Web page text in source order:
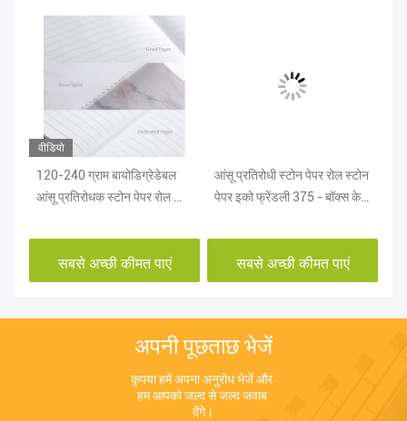
वीडियो
120-240 ग्राम बायोडिग्रेडेबल
आंसू प्रतिरोधक स्टोन पेपर रोल फॉर
सबसे अच्छी कीमत पाएं
आंसू प्रतिरोधी स्टोन पेपर रोल स्टोन
पेपर इको फ्रेंडली 375 - बॉक्स के
सबसे अच्छी कीमत पाएं
अपनी पूछताछ भेजें
कृपया हमें अपना अनुरोध भेजें और
हम आपको जल्द से जल्द जवाब
देंगे।